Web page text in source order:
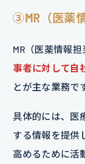
③MR（医薬
MR（医薬情報
事者に対して自
とが主な業務で
具体的には、医
する情報を提供
高めるために活